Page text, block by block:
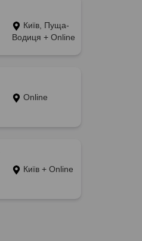
Київ, Пуща-
Водиця + Online
Online
Київ + Online